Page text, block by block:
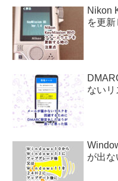
Nikon
を更新
ない
が出